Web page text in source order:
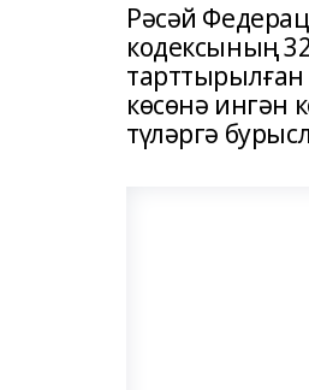
Рәсәй
кодексының
көсөнә ингән
түләргә